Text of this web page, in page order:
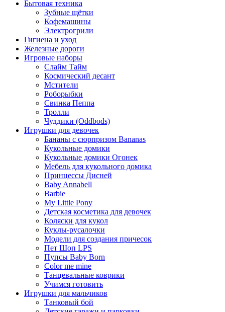
Бытовая техника
Зубные щётки
Кофемашины
Электрогрили
Гигиена и уход
Железные дороги
Игровые наборы
Слайм Тайм
Космический десант
Мстители
Роборыбки
Свинка Пеппа
Тролли
Чуддики (Oddbods)
Игрушки для девочек
Бананы с сюрпризом Bananas
Кукольные домики
Кукольные домики Огонек
Мебель для кукольного домика
Принцессы Дисней
Baby Annabell
Barbie
My Little Pony
Детская косметика для девочек
Коляски для кукол
Куклы-русалочки
Модели для создания причесок
Пет Шоп LPS
Пупсы Baby Born
Сolor me mine
Танцевальные коврики
Учимся готовить
Игрушки для мальчиков
Танковый бой